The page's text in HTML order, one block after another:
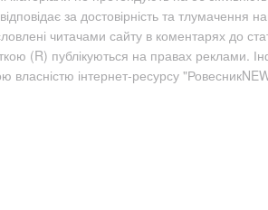
за достовірність та тлумачення
читачами сайту в коментарях до
(R) публікуються на правах реклами.
власністю інтернет-ресурсу